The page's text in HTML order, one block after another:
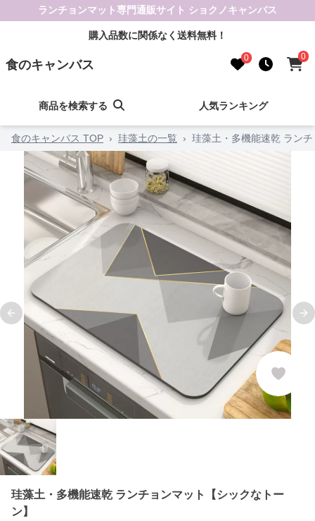
ランチョンマット専門通販サイト ショクノキャンバス
購入品数に関係なく送料無料！
食のキャンバス 0 0
商品を検索する 人気ランキング
食のキャンバス TOP › 珪藻土の一覧 › 珪藻土・多機能速乾 ラン
Previous slide
珪藻土・多機能速乾 ランチョンマット【シックなトー
ン】